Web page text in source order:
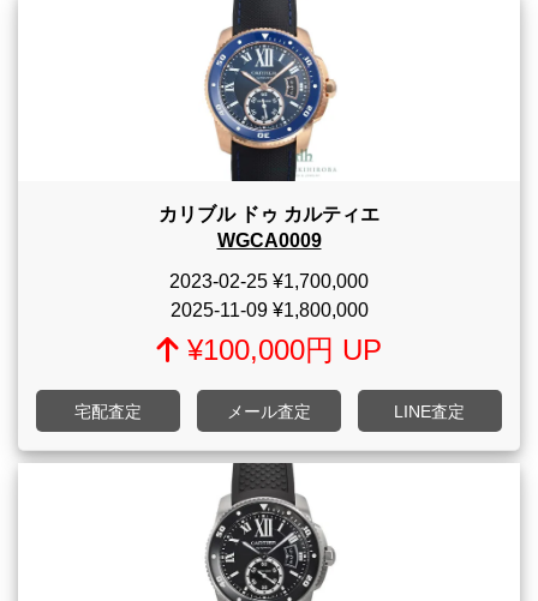
カリブル ドゥ カルティエ
WGCA0009
2023-02-25 ¥1,700,000
2025-11-09¥1,800,000
¥100,000円 UP
宅配査定 メール査定 LINE査定